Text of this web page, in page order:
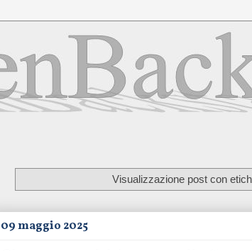
Visualizzazione post con
09 maggio 2025